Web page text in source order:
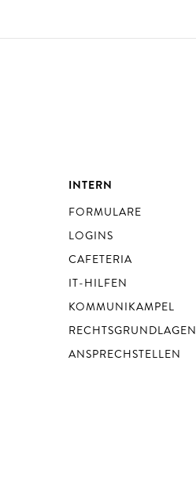
INTERN
FORMULARE
LOGINS
CAFETERIA
IT-HILFEN
KOMMUNIKAMPEL
RECHTSGRUNDLAGEN
ANSPRECHSTELLEN